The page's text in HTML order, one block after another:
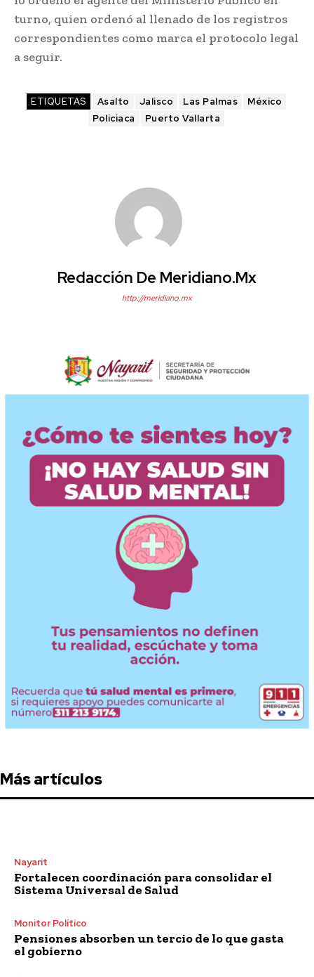
turno, quien ordenó al llenado de los registros
correspondientes como marca el protocolo legal
a seguir.
ETIQUETAS Asalto Jalisco Las Palmas
México
Policiaca
Puerto Vallarta
Redacción De Meridiano.mx
http://meridiano.mx
Más artículos
Nayarit
Fortalecen coordinación para consolidar el
Sistema Universal de Salud
Monitor Político
Pensiones absorben un tercio de lo que gasta
el gobierno